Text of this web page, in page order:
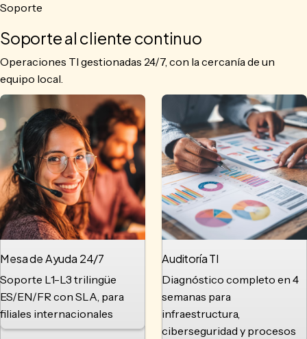
Soporte
Soporte al cliente continuo
Operaciones TI gestionadas 24/7, con la cercanía de un
equipo local.
Mesa de Ayuda 24/7
Soporte L1-L3 trilingüe
ES/EN/FR con SLA, para
filiales internacionales
Auditoría TI
Diagnóstico completo en 4
semanas para
infraestructura,
ciberseguridad y procesos